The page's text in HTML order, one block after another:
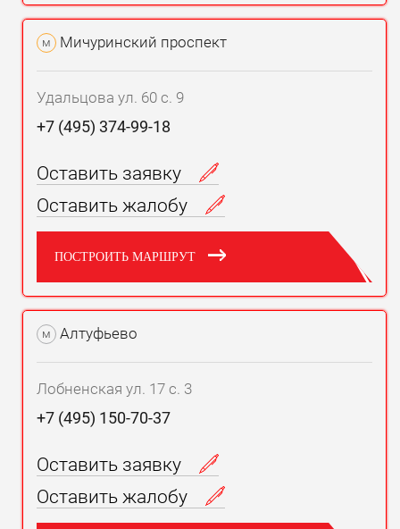
м Мичуринский проспект
Удальцова ул. 60 с. 9
+7 (495) 374-99-18
Оставить заявку
Оставить жалобу
ПОСТРОИТЬ МАРШРУТ
м Алтуфьево
Лобненская ул. 17 с. 3
+7 (495) 150-70-37
Оставить заявку
Оставить жалобу